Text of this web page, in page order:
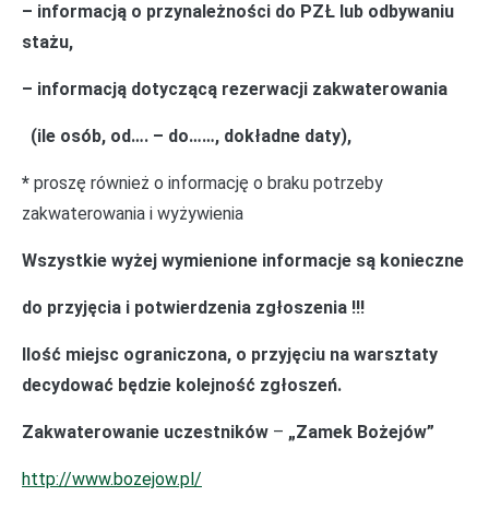
– informacją o przynależności do PZŁ lub odbywaniu
stażu,
– informacją dotyczącą rezerwacji zakwaterowania
(ile osób, od…. – do……, dokładne daty),
* proszę również o informację o braku potrzeby
zakwaterowania i wyżywienia
Wszystkie wyżej wymienione informacje są konieczne
do przyjęcia i potwierdzenia zgłoszenia !!!
Ilość miejsc ograniczona, o przyjęciu na warsztaty
decydować będzie kolejność zgłoszeń.
Zakwaterowanie uczestników – „Zamek Bożejów”
http://www.bozejow.pl/